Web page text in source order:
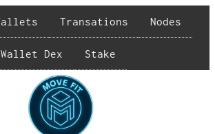
Transations Nodes
Wallet Dex Stake